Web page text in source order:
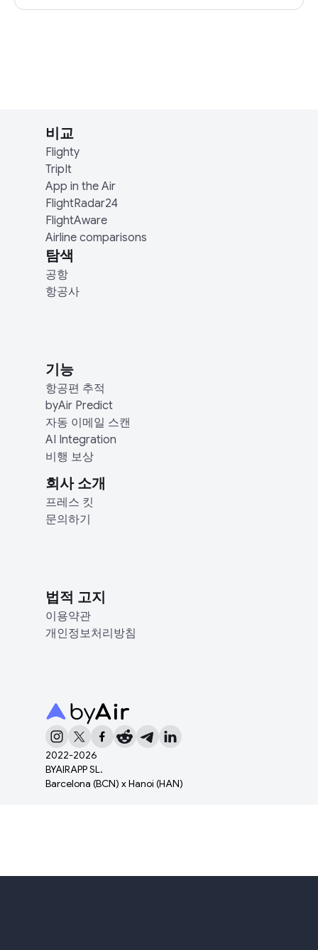
2022-2026
BYAIRAPP SL.
Barcelona (BCN) x Hanoi (HAN)
비교
Flighty
TripIt
App in the Air
FlightRadar24
FlightAware
Airline comparisons
탐색
공항
항공사
기능
항공편 추적
byAir Predict
자동 이메일 스캔
AI Integration
비행 보상
회사 소개
프레스 킷
문의하기
법적 고지
이용약관
개인정보처리방침